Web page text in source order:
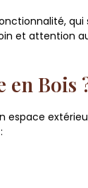
et attention
en Bois
espace